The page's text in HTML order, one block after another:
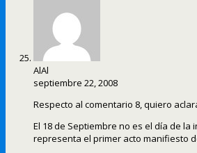
AlAl
septiembre 22, 2008
Respecto al comentario 8, quiero
El 18 de Septiembre no es el día de
representa el primer acto manifiesto